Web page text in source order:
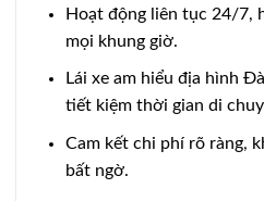
Hoạt động liên tục 24/7,
mọi khung giờ.
Lái xe am hiểu địa hình
tiết kiệm thời gian di
Cam kết chi phí rõ ràng,
bất ngờ.